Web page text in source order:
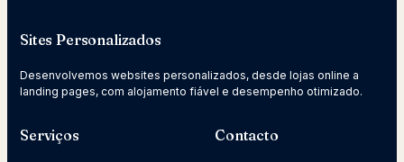
Sites Personalizados
Desenvolvemos websites personalizados, desde lojas online a
landing pages, com alojamento fiável e desempenho otimizado.
Serviços Contacto